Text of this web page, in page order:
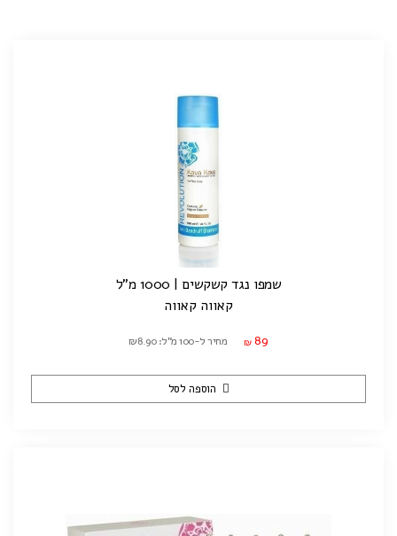
שמפו נגד קשקשים | 1000 מ"ל
קאווה קאווה
₪ 89 מחיר ל-100 מ"ל: ₪8.90
הוספה לסל